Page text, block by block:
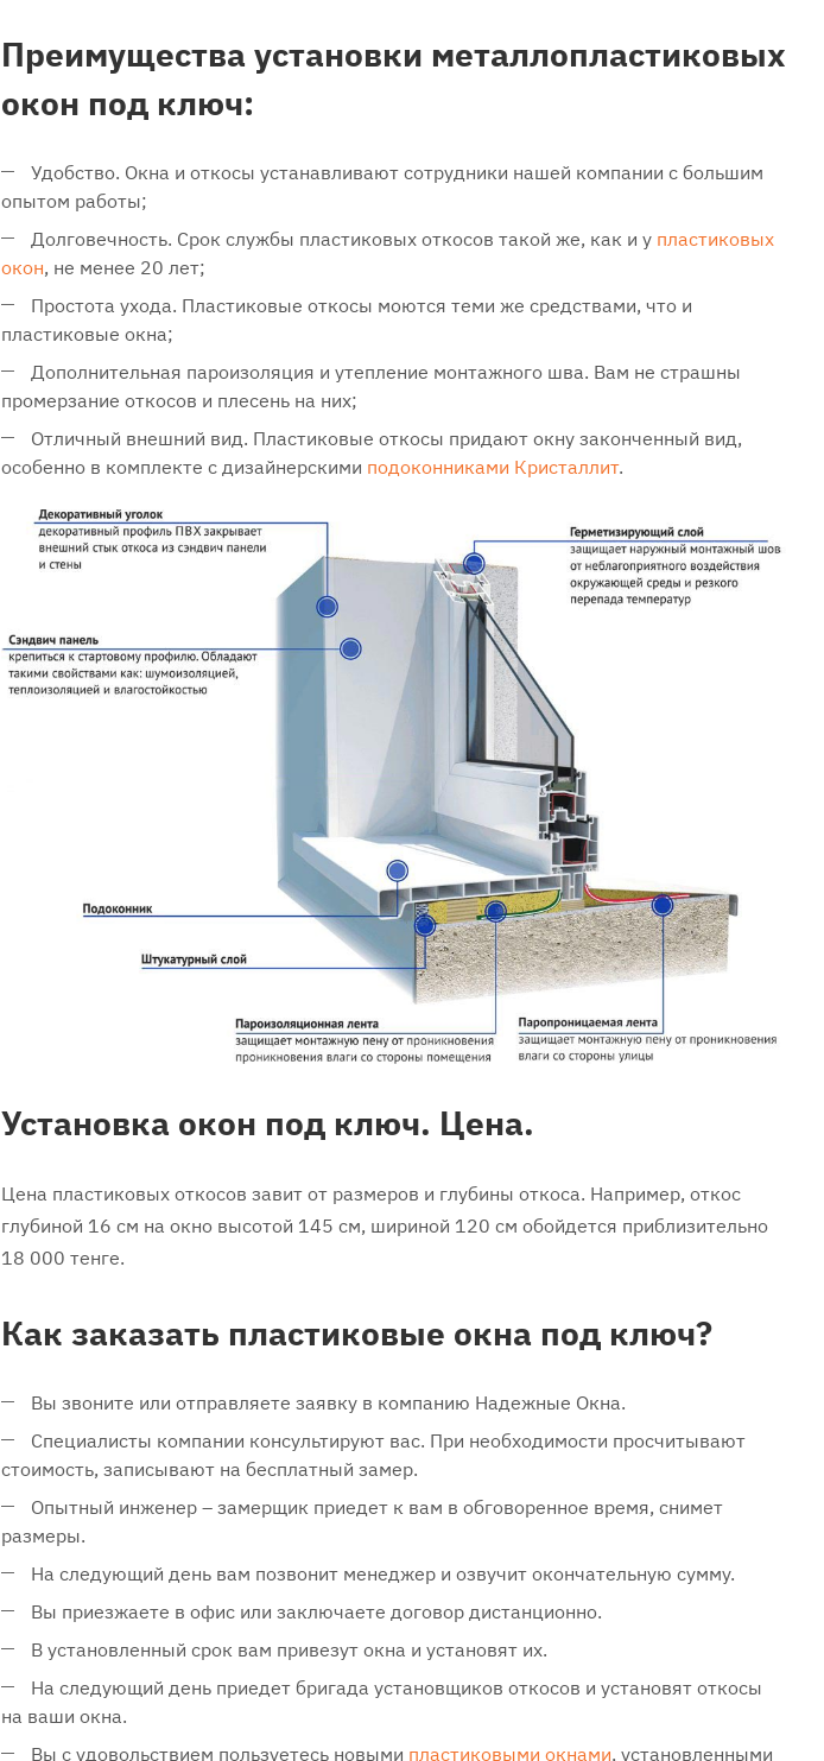
Преимущества установки металлопластиковых
окон под ключ:
Удобство. Окна и откосы устанавливают сотрудники нашей компании с большим
опытом работы;
Долговечность. Срок службы пластиковых откосов такой же, как и у пластиковых
окон, не менее 20 лет;
Простота ухода. Пластиковые откосы моются теми же средствами, что и
пластиковые окна;
Дополнительная пароизоляция и утепление монтажного шва. Вам не страшны
промерзание откосов и плесень на них;
Отличный внешний вид. Пластиковые откосы придают окну законченный вид,
особенно в комплекте с дизайнерскими подоконниками Кристаллит.
Установка окон под ключ. Цена.
Цена пластиковых откосов завит от размеров и глубины откоса. Например, откос
глубиной 16 см на окно высотой 145 см, шириной 120 см обойдется приблизительно
18 000 тенге.
Как заказать пластиковые окна под ключ?
Вы звоните или отправляете заявку в компанию Надежные Окна.
Специалисты компании консультируют вас. При необходимости просчитывают
стоимость, записывают на бесплатный замер.
Опытный инженер – замерщик приедет к вам в обговоренное время, снимет
размеры.
На следующий день вам позвонит менеджер и озвучит окончательную сумму.
Вы приезжаете в офис или заключаете договор дистанционно.
В установленный срок вам привезут окна и установят их.
На следующий день приедет бригада установщиков откосов и установят откосы
на ваши окна.
Вы с удовольствием пользуетесь новыми пластиковыми окнами, установленными